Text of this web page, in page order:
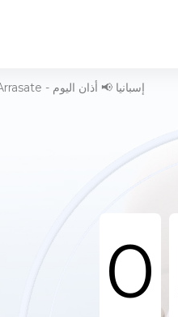
وقت الصلاة في Arrasate - إسبانيا 📢 أذان اليوم
0